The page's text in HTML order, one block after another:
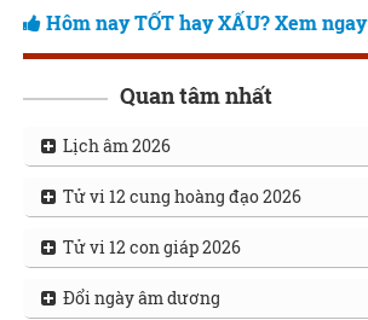
Hôm nay TỐT hay XẤU? Xem ngay
Quan tâm nhất
Lịch âm 2026
Tử vi 12 cung hoàng đạo 2026
Tử vi 12 con giáp 2026
Đổi ngày âm dương